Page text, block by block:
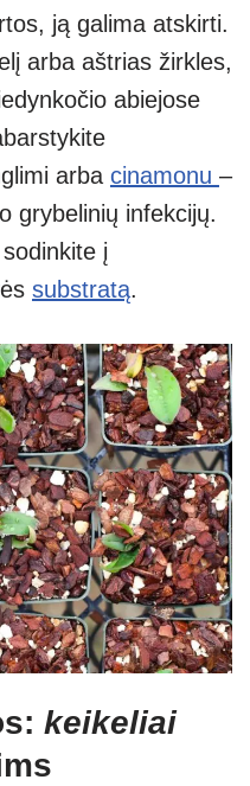
ją galima atskirti.
arba aštrias žirkles,
abiejose
arba cinamonu –
grybelinių infekcijų.
į
substratą.
keikeliai